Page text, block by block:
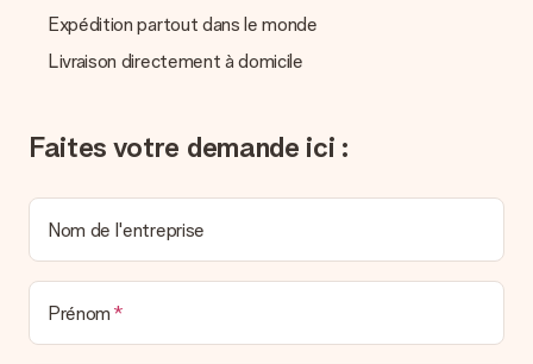
La facture est-elle envoyée avec le cadeau ?
Nous n’envoyons pas de facture avec le cadeau. Nous vous
l’envoyons par e-mail avec la confirmation de commande. Vous
envoyer directement le cadeau à l’heureux destinataire, pour
Expédition partout dans le monde
Livraison directement à domicile
Faites votre demande ici :
Nom de l'entreprise
Prénom